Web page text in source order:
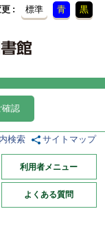
標準 青 黒
確認
検索 サイトマップ
利用者メニュー
よくある質問